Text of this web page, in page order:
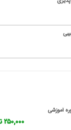
آموزشی
۲۵۰,۰۰۰ تومان